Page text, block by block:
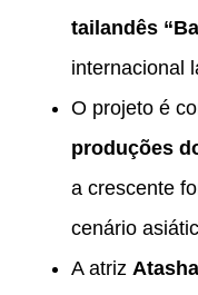
tailandês
internacional
O projeto é
produções
a crescente
cenário
A atriz